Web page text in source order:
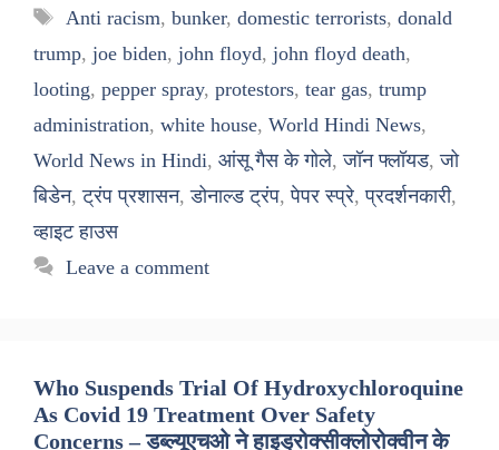
Tags
Anti racism, bunker, domestic terrorists, donald
trump, joe biden, john floyd, john floyd death,
looting, pepper spray, protestors, tear gas, trump
administration, white house, World Hindi News,
World News in Hindi, आंसू गैस के गोले,जॉन फ्लॉयड,जो
बिडेन,ट्रंप प्रशासन,डोनाल्ड ट्रंप,पेपर स्प्रे,प्रदर्शनकारी,
व्हाइट हाउस
Leave a comment
Who Suspends Trial Of Hydroxychloroquine
As Covid 19 Treatment Over Safety
Concerns – डब्ल्यूएचओ ने हाइड्रोक्सीक्लोरोक्वीन के